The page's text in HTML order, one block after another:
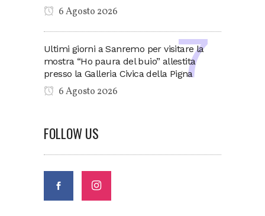
6 Agosto 2026
Ultimi giorni a Sanremo per visitare la
mostra “Ho paura del buio” allestita
presso la Galleria Civica della Pigna
6 Agosto 2026
FOLLOW US